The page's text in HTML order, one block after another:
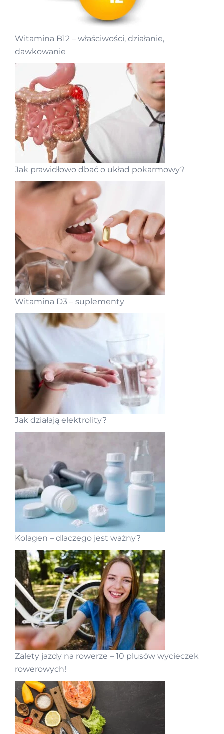
Witamina B12 – właściwości, działanie,
dawkowanie
Jak prawidłowo dbać o układ pokarmowy?
Witamina D3 – suplementy
Jak działają elektrolity?
Kolagen – dlaczego jest ważny?
Zalety jazdy na rowerze – 10 plusów wycieczek
rowerowych!